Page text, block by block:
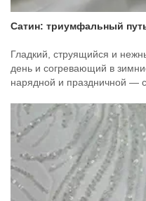
Сатин: триумфальный
Гладкий, струящийся и
день и согревающий в
нарядной и праздничной —